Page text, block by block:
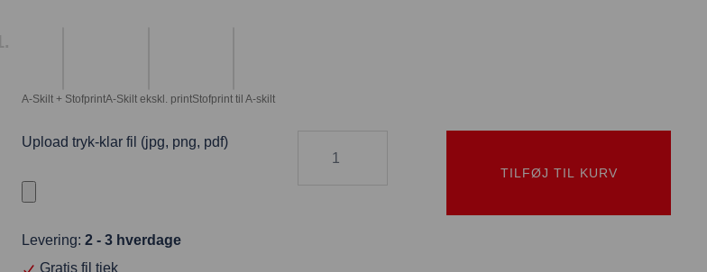
A-Skilt + StofprintA-Skilt ekskl. printStofprint til A-skilt
Upload tryk-klar fil (jpg, png, pdf)
TILFØJ TIL KURV
Levering: 2 - 3 hverdage
Gratis fil tjek